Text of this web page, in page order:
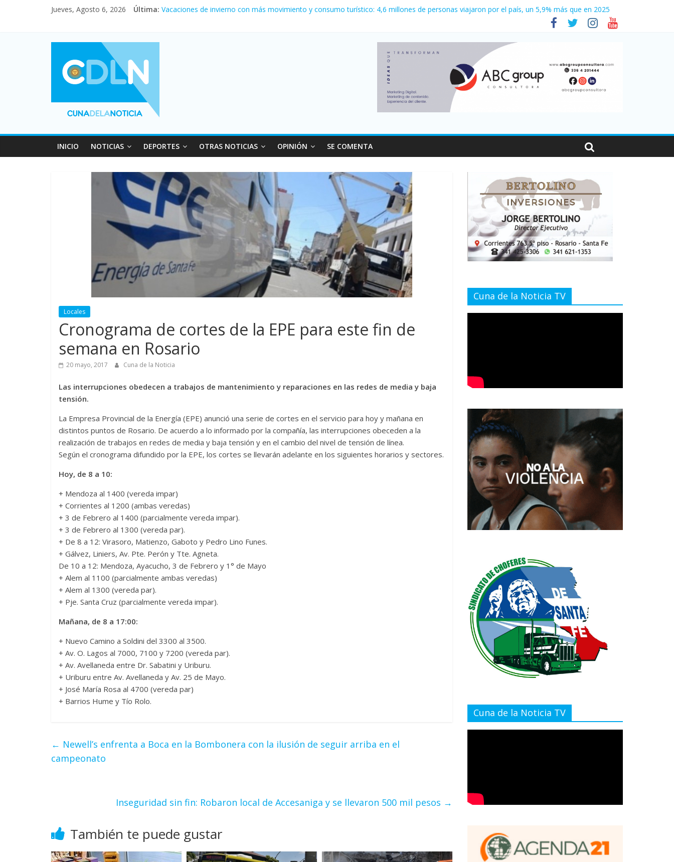
Jueves, Agosto 6, 2026 Última: En un partidazo, Newell’s empató 2 a 2 con Boca en el Coloso del Parque
Vacaciones de invierno con más movimiento y consumo turístico: 4,6 millones de personas viajaron por el país, un 5,9% más que en 2025
INICIO NOTICIAS DEPORTES OTRAS NOTICIAS OPINIÓN SE COMENTA
Locales
Cronograma de cortes de la EPE para este fin de
semana en Rosario
20 mayo, 2017 Cuna de la Noticia
Las interrupciones obedecen a trabajos de mantenimiento y reparaciones en las redes de media y baja
tensión.
La Empresa Provincial de la Energía (EPE) anunció una serie de cortes en el servicio para hoy y mañana en
distintos puntos de Rosario. De acuerdo a lo informado por la compañía, las interrupciones obeceden a la
realización de trabajos en redes de media y baja tensión y en el cambio del nivel de tensión de línea.
Según el cronograma difundido por la EPE, los cortes se llevarán adelante en los siguientes horarios y sectores.
Hoy, de 8 a 10:
+ Mendoza al 1400 (vereda impar)
+ Corrientes al 1200 (ambas veredas)
+ 3 de Febrero al 1400 (parcialmente vereda impar).
+ 3 de Febrero al 1300 (vereda par).
+ De 8 a 12: Virasoro, Matienzo, Gaboto y Pedro Lino Funes.
+ Gálvez, Liniers, Av. Pte. Perón y Tte. Agneta.
De 10 a 12: Mendoza, Ayacucho, 3 de Febrero y 1° de Mayo
+ Alem al 1100 (parcialmente ambas veredas)
+ Alem al 1300 (vereda par).
+ Pje. Santa Cruz (parcialmente vereda impar).
Mañana, de 8 a 17:00:
+ Nuevo Camino a Soldini del 3300 al 3500.
+ Av. O. Lagos al 7000, 7100 y 7200 (vereda par).
+ Av. Avellaneda entre Dr. Sabatini y Uriburu.
+ Uriburu entre Av. Avellaneda y Av. 25 de Mayo.
+ José María Rosa al 4700 (vereda par)
+ Barrios Hume y Tío Rolo.
← Newell’s enfrenta a Boca en la Bombonera con la ilusión de seguir arriba en el
campeonato
Inseguridad sin fin: Robaron local de Accesaniga y se llevaron 500 mil pesos →
También te puede gustar
Cuna de la Noticia TV
Cuna de la Noticia TV